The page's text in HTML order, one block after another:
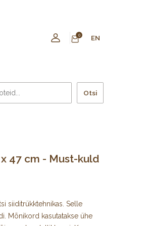
0 EN
Otsi
47 cm - Must-kuld
siiditrükktehnikas. Selle
Mõnikord kasutatakse ühe